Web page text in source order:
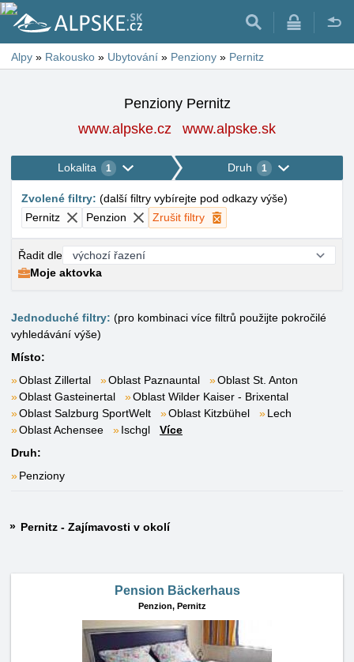
Alpy » Rakousko » Ubytování » Penziony » Pernitz
Penziony Pernitz
www.alpske.cz
www.alpske.sk
Lokalita 1 Druh 1
Zvolené filtry: (další filtry vybírejte pod odkazy výše)
Pernitz
Penzion Zrušit filtry
Řadit dle
Moje aktovka
Jednoduché filtry: (pro kombinaci více filtrů použijte pokročilé
vyhledávání výše)
Místo:
Oblast Zillertal
Oblast Paznauntal
Oblast St. Anton
Oblast Gasteinertal
Oblast Wilder Kaiser - Brixental
Oblast Salzburg SportWelt
Oblast Kitzbühel
Lech
Oblast Achensee
Ischgl
Více
Druh:
Penziony
Pernitz - Zajímavosti v okolí
Pension Bäckerhaus
Penzion, Pernitz